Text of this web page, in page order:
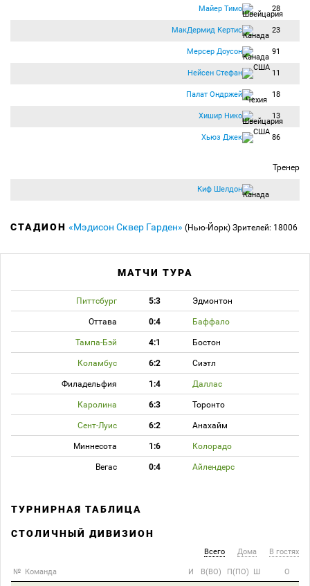
Майер Тимо 28
МакДермид Кертис 23
Мерсер Доусон 91
Нейсен Стефан 11
Палат Ондржей 18
Хишир Нико 13
Хьюз Джек 86
Тренер
Киф Шелдон
СТАДИОН «Мэдисон Сквер Гарден» (Нью-Йорк) Зрителей: 18006
МАТЧИ ТУРА
Питтсбург 5:3 Эдмонтон
Оттава 0:4 Баффало
Тампа-Бэй 4:1 Бостон
Коламбус 6:2 Сиэтл
Филадельфия 1:4 Даллас
Каролина 6:3 Торонто
Сент-Луис 6:2 Анахайм
Миннесота 1:6 Колорадо
Вегас 0:4 Айлендерс
ТУРНИРНАЯ ТАБЛИЦА
СТОЛИЧНЫЙ ДИВИЗИОН
Всего Дома В гостях
№ Команда И В(ВО) П(ПО) Ш О